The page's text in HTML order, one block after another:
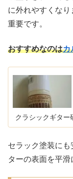
に外れやすくな
重要です。
おすすめなのはカ
クラシックギター
セラック塗装に
ターの表面を平滑